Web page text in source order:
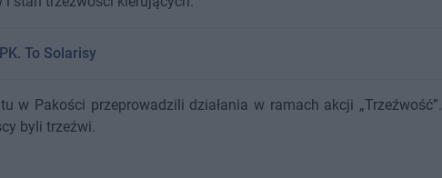
To Solarisy
w Pakości przeprowadzili działania w ramach akcji „Trzeźwość”.
byli trzeźwi.